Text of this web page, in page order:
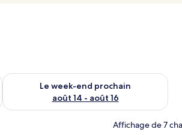
août 7 - août 9
Le week-end prochain
août 14 - août 16
Vérifier la disponibilité pour le week-end
Affichage de 7